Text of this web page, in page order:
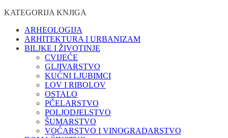
KATEGORIJA KNJIGA
ARHEOLOGIJA
ARHITEKTURA I URBANIZAM
BILJKE I ŽIVOTINJE
CVIJEĆE
GLJIVARSTVO
KUĆNI LJUBIMCI
LOV I RIBOLOV
OSTALO
PČELARSTVO
POLJODJELSTVO
ŠUMARSTVO
VOĆARSTVO I VINOGRADARSTVO